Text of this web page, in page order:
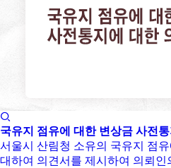
국유지 점유에 대한 변상금 사전
서울시 산림청 소유의 국유지 점
대하여 의견서를 제시하여 의뢰인